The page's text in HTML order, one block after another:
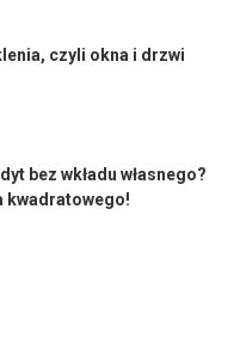
czyli okna i drzwi
bez wkładu własnego?
kwadratowego!